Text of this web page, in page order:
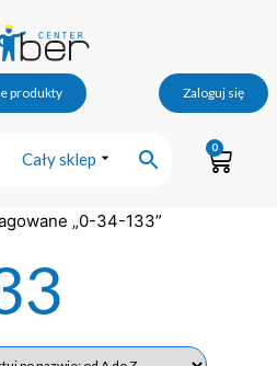
produkty Zaloguj się
Cały sklep
0
„0-34-133”